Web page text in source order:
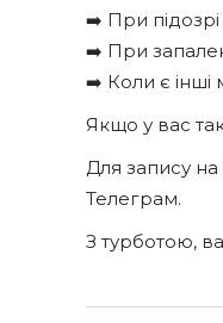
➡️ При
➡️ При
➡️ Коли є інші
Якщо у вас
Для запису
Телеграм.
З турботою,